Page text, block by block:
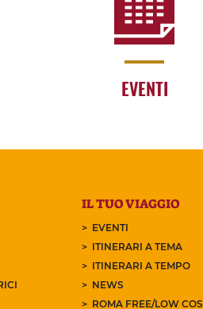
EVENTI
IL TUO VIAGGIO
EVENTI
ITINERARI A TEMA
ITINERARI A TEMPO
NEWS
ROMA FREE/LOW